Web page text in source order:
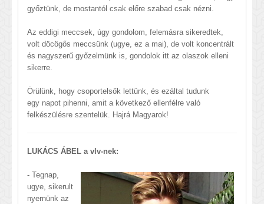
győztünk, de mostantól csak előre szabad csak nézni.
Az eddigi meccsek, úgy gondolom, felemásra sikeredtek,
volt döcögős meccsünk (ugye, ez a mai), de volt koncentrált
és nagyszerű győzelmünk is, gondolok itt az olaszok elleni
sikerre.
Örülünk, hogy csoportelsők lettünk, és ezáltal tudunk
egy napot pihenni, amit a következő ellenfélre való
felkészülésre szentelük. Hajrá Magyarok!
LUKÁCS ÁBEL a vlv-nek:
- Tegnap,
ugye, sikerult
nyernünk az